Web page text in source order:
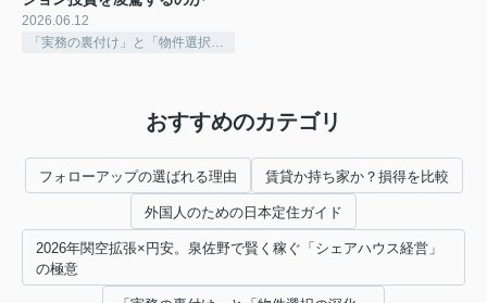
2026.06.12
おすすめのカテゴリ
フォローアップの選ばれる理由 賃貸か持ち家か？損得を比較
外国人のための日本定住ガイド
2026年関空拡張×円安。泉佐野で賢く稼ぐ「シェアハウス経営」
の極意